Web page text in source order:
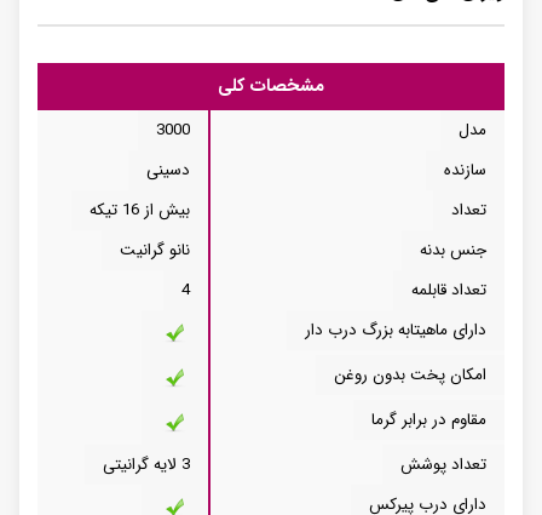
مشخصات کلی
مدل
3000
سازنده
دسینی
تعداد
بیش از 16 تیکه
جنس بدنه
نانو گرانیت
تعداد قابلمه
4
دارای ماهیتابه بزرگ درب دار
امکان پخت بدون روغن
مقاوم در برابر گرما
تعداد پوشش
3 لایه گرانیتی
دارای درب پیرکس